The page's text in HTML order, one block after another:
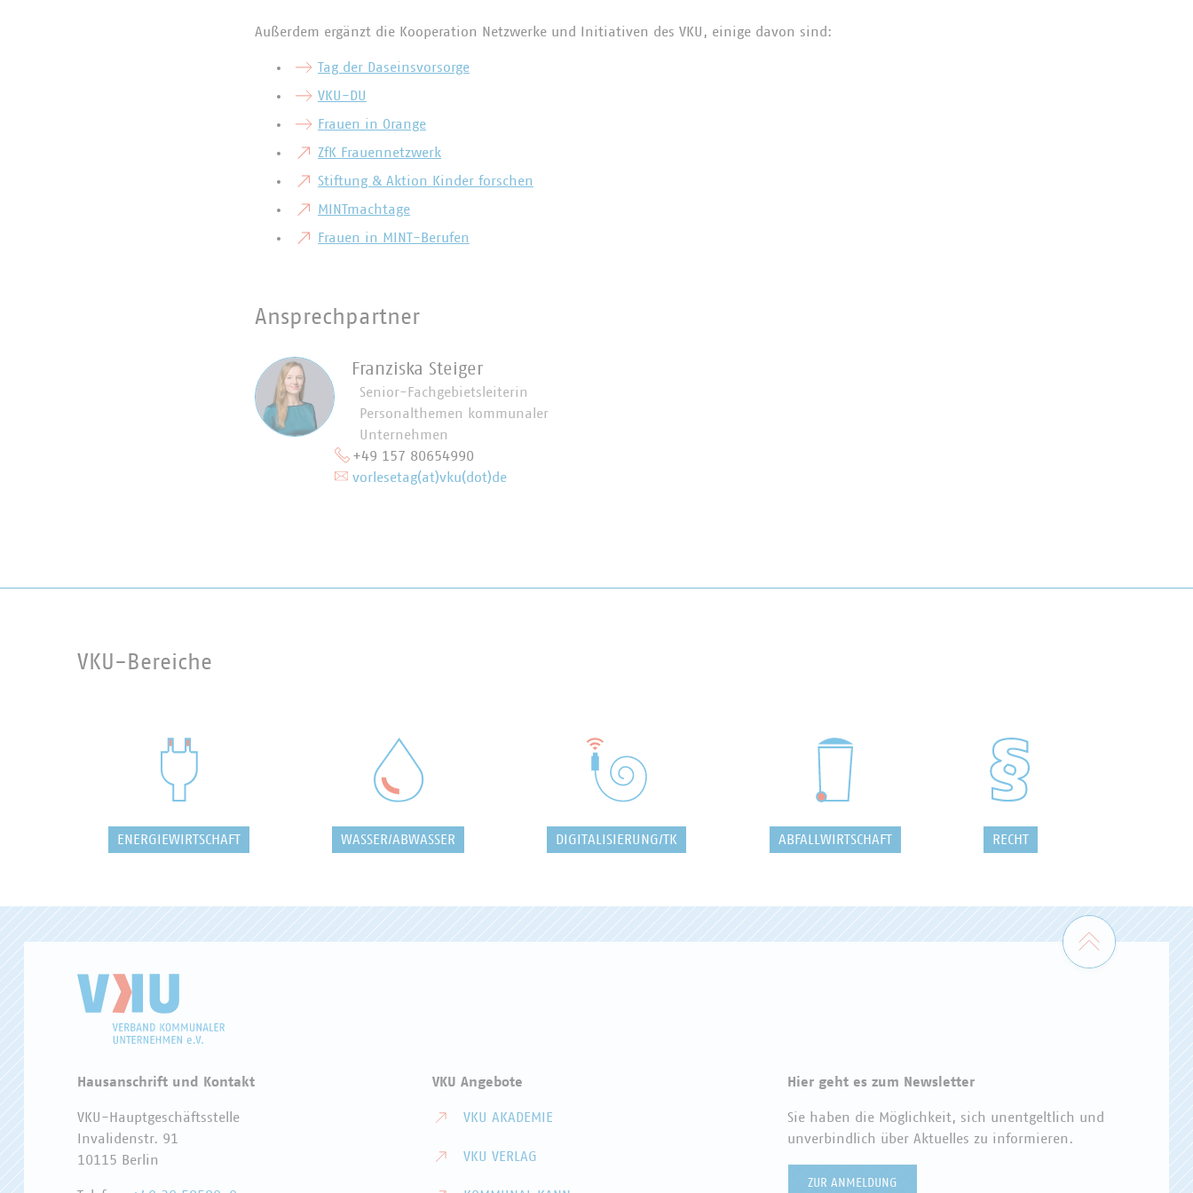
Außerdem ergänzt die Kooperation Netzwerke und Initiativen des VKU, einige davon sind:
Tag der Daseinsvorsorge
VKU-DU
Frauen in Orange
ZfK Frauennetzwerk
Stiftung & Aktion Kinder forschen
MINTmachtage
Frauen in MINT-Berufen
Ansprechpartner
Franziska Steiger
Senior-Fachgebietsleiterin
Personalthemen kommunaler
Unternehmen
+49 157 80654990
vorlesetag(at)vku(dot)de
VKU-Bereiche
ENERGIEWIRTSCHAFT WASSER/ABWASSER DIGITALISIERUNG/TK ABFALLWIRTSCHAFT RECHT
Zum
Hausanschrift und Kontakt
VKU-Hauptgeschäftsstelle
Invalidenstr. 91
10115 Berlin
VKU Angebote
VKU AKADEMIE
VKU VERLAG
Hier geht es zum Newsletter
Sie haben die Möglichkeit, sich unentgeltlich und
unverbindlich über Aktuelles zu informieren.
ZUR ANMELDUNG